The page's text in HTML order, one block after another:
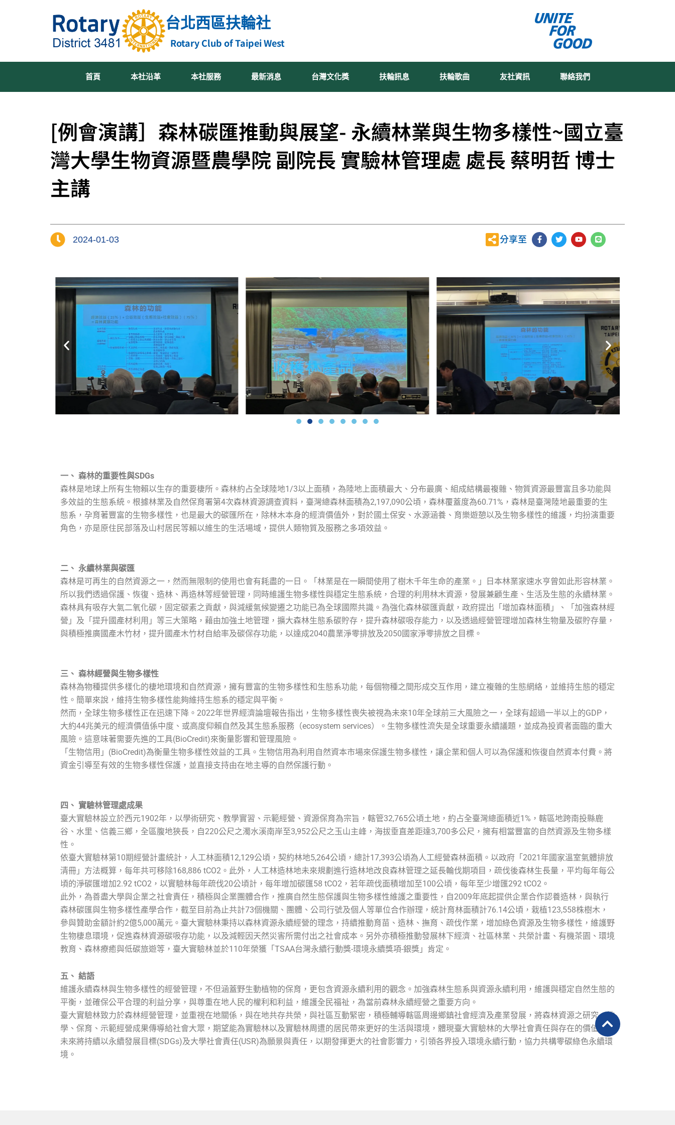
台北西區扶輪社
Rotary Club of Taipei West
首頁 本社沿革 本社服務 最新消息 台灣文化獎 扶輪訊息 扶輪歌曲 友社資訊 聯絡我們
[例會演講］森林碳匯推動與展望- 永續林業與生物多樣性~國立臺
灣大學生物資源暨農學院 副院長 實驗林管理處 處長 蔡明哲 博士
主講
2024-01-03 分享至 F
a
c
o
k
-
f
T
w
i
r
Y
o
u
e
L
i
n
一、 森林的重要性與SDGs
森林是地球上所有生物賴以生存的重要棲所。森林約占全球陸地1/3以上面積，為陸地上面積最大、分布最廣、組成結構最複雜、物質資源最豐富且多功能與
多效益的生態系統。根據林業及自然保育署第4次森林資源調查資料，臺灣總森林面積為2,197,090公頃，森林覆蓋度為60.71%，森林是臺灣陸地最重要的生
態系，孕育著豐富的生物多樣性，也是最大的碳匯所在，除林木本身的經濟價值外，對於國土保安、水源涵養、育樂遊憩以及生物多樣性的維護，均扮演重要
角色，亦是原住民部落及山村居民等賴以維生的生活場域，提供人類物質及服務之多項效益。
二、 永續林業與碳匯
森林是可再生的自然資源之一，然而無限制的使用也會有耗盡的一日。「林業是在一瞬間使用了樹木千年生命的產業。」日本林業家速水亨曾如此形容林業。
所以我們透過保護、恢復、造林、再造林等經營管理，同時維護生物多樣性與穩定生態系統，合理的利用林木資源，發展兼顧生產、生活及生態的永續林業。
森林具有吸存大氣二氧化碳，固定碳素之貢獻，與減緩氣候變遷之功能已為全球國際共識。為強化森林碳匯貢獻，政府提出「增加森林面積」、「加強森林經
營」及「提升國產材利用」等三大策略，藉由加強土地管理，擴大森林生態系碳貯存，提升森林碳吸存能力，以及透過經營管理增加森林生物量及碳貯存量，
與積極推廣國產木竹材，提升國產木竹材自給率及碳保存功能，以達成2040農業淨零排放及2050國家淨零排放之目標。
三、 森林經營與生物多樣性
森林為物種提供多樣化的棲地環境和自然資源，擁有豐富的生物多樣性和生態系功能，每個物種之間形成交互作用，建立複雜的生態網絡，並維持生態的穩定
性。簡單來說，維持生物多樣性能夠維持生態系的穩定與平衡。
然而，全球生物多樣性正在迅速下降。2022年世界經濟論壇報告指出，生物多樣性喪失被視為未來10年全球前三大風險之一，全球有超過一半以上的GDP，
大約44兆美元的經濟價值係中度、或高度仰賴自然及其生態系服務（ecosystem services）。生物多樣性流失是全球重要永續議題，並成為投資者面臨的重大
風險。這意味著需要先進的工具(BioCredit)來衡量影響和管理風險。
「生物信用」(BioCredit)為衡量生物多樣性效益的工具。生物信用為利用自然資本市場來保護生物多樣性，讓企業和個人可以為保護和恢復自然資本付費。將
資金引導至有效的生物多樣性保護，並直接支持由在地主導的自然保護行動。
四、 實驗林管理處成果
臺大實驗林設立於西元1902年，以學術研究、教學實習、示範經營、資源保育為宗旨，轄管32,765公頃土地，約占全臺灣總面積近1%，轄區地跨南投縣鹿
谷、水里、信義三鄉，全區腹地狹長，自220公尺之濁水溪南岸至3,952公尺之玉山主峰，海拔垂直差距達3,700多公尺，擁有相當豐富的自然資源及生物多樣
性。
依臺大實驗林第10期經營計畫統計，人工林面積12,129公頃，契約林地5,264公頃，總計17,393公頃為人工經營森林面積。以政府「2021年國家溫室氣體排放
清冊」方法概算，每年共可移除168,886 tCO2。此外，人工林造林地未來規劃進行造林地改良森林管理之延長輪伐期項目，疏伐後森林生長量，平均每年每公
頃的淨碳匯增加2.92 tCO2，以實驗林每年疏伐20公頃計，每年增加碳匯58 tCO2，若年疏伐面積增加至100公頃，每年至少增匯292 tCO2。
此外，為善盡大學與企業之社會責任，積極與企業團體合作，推廣自然生態保護與生物多樣性維護之重要性，自2009年底起提供企業合作認養造林，與執行
森林碳匯與生物多樣性產學合作，截至目前為止共計73個機關、團體、公司行號及個人等單位合作辦理，統計育林面積計76.14公頃，栽植123,558株樹木，
參與贊助金額計約2億5,000萬元。臺大實驗林秉持以森林資源永續經營的理念，持續推動育苗、造林、撫育、疏伐作業，增加綠色資源及生物多樣性，維護野
生物棲息環境，促進森林資源碳吸存功能，以及減輕因天然災害所需付出之社會成本。另外亦積極推動發展林下經濟、社區林業、共榮計畫、有機茶園、環境
教育、森林療癒與低碳旅遊等，臺大實驗林並於110年榮獲「TSAA台灣永續行動獎-環境永續獎項-銀獎」肯定。
五、 結語
維護永續森林與生物多樣性的經營管理，不但涵蓋野生動植物的保育，更包含資源永續利用的觀念。加強森林生態系與資源永續利用，維護與穩定自然生態的
平衡，並確保公平合理的利益分享，與尊重在地人民的權利和利益，維護全民福祉，為當前森林永續經營之重要方向。
臺大實驗林致力於森林經營管理，並重視在地關係，與在地共存共榮，與社區互動緊密，積極輔導轄區周邊鄉鎮社會經濟及產業發展，將森林資源之研究、教
學、保育、示範經營成果傳導給社會大眾，期望能為實驗林以及實驗林周遭的居民帶來更好的生活與環境，體現臺大實驗林的大學社會責任與存在的價值。
未來將持續以永續發展目標(SDGs)及大學社會責任(USR)為願景與責任，以期發揮更大的社會影響力，引領各界投入環境永續行動，協力共構零碳綠色永續環
境。